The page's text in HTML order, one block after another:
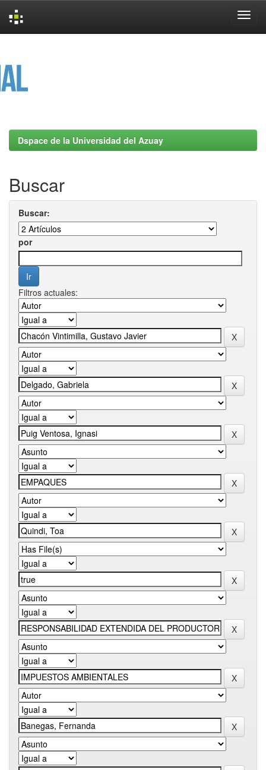
Dspace de la Universidad del Azuay
Buscar
Buscar:
por
Filtros actuales: